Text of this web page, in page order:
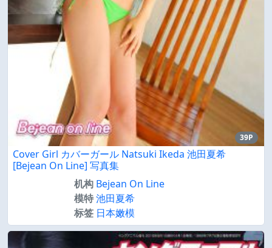
39P
Cover Girl カバーガール Natsuki Ikeda 池田夏希
[Bejean On Line] 写真集
机构 Bejean On Line
模特池田夏希
标签 日本嫩模